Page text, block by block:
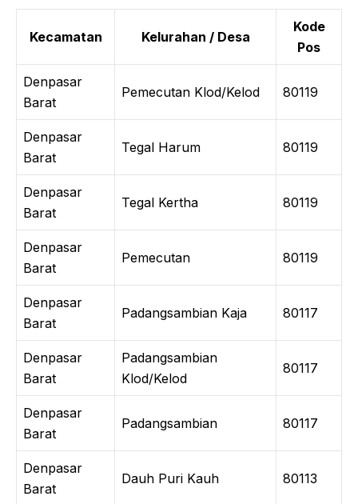
Kecamatan Kelurahan / Desa
Kode
Pos
Denpasar
Barat
Pemecutan Klod/Kelod 80119
Denpasar
Barat
Tegal Harum 80119
Denpasar
Barat
Tegal Kertha 80119
Denpasar
Barat
Pemecutan 80119
Denpasar
Barat
Padangsambian Kaja 80117
Denpasar
Barat
Padangsambian
Klod/Kelod
80117
Denpasar
Barat
Padangsambian 80117
Denpasar
Barat
Dauh Puri Kauh 80113